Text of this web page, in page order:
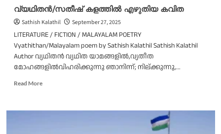
വ്യഥിതൻ/സതീഷ് കളത്തിൽ എഴുതിയ കവിത
Sathish Kalathil September 27, 2025
LITERATURE / FICTION / MALAYALAM POETRY
Vyathithan/Malayalam poem by Sathish Kalathil Sathish Kalathil
Author വ്യഥിതൻ വ്യഥിത യാമങ്ങളിൽ,വ്യതീത
മോഹങ്ങളിൽവിഹരിക്കുന്നു ഞാനിന്ന്; നില്ക്കുന്നു,...
Read MoreRead
വ്യഥിതൻ/